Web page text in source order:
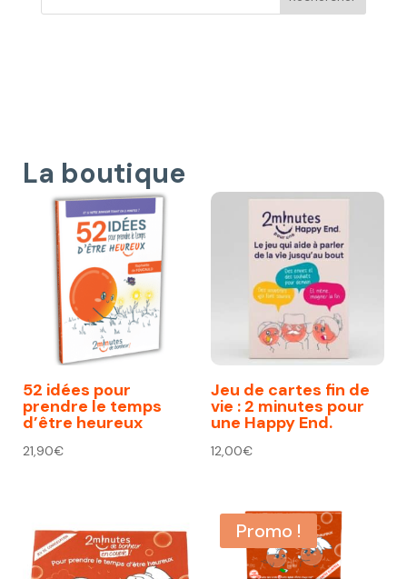
La boutique
52 idées pour
prendre le temps
d’être heureux
21,90€
Jeu de cartes fin de
vie : 2 minutes pour
une Happy End.
12,00€
Promo !